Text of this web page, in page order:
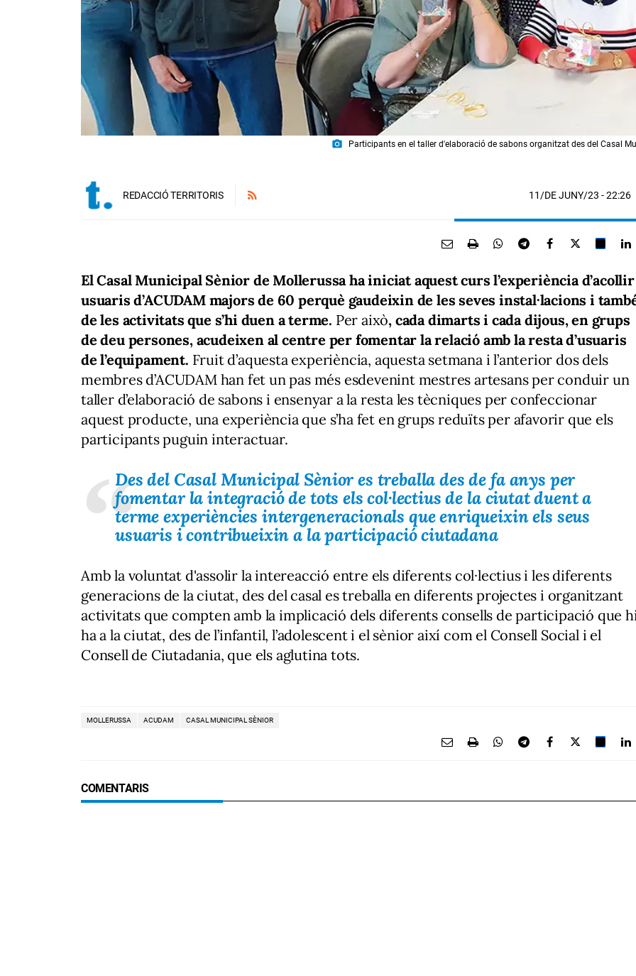
photo_camera Participants en el taller d'elaboració de sabons organitzat des del Casal
REDACCIÓ TERRITORIS 11/DE JUNY/23 - 22:26
El Casal Municipal Sènior de Mollerussa ha iniciat aquest curs l’experiència d’acollir
usuaris d’ACUDAM majors de 60 perquè gaudeixin de les seves instal·lacions i
de les activitats que s’hi duen a terme. Per això, cada dimarts i cada dijous, en grups
de deu persones, acudeixen al centre per fomentar la relació amb la resta d’usuaris
de l’equipament. Fruit d’aquesta experiència, aquesta setmana i l’anterior dos dels
membres d’ACUDAM han fet un pas més esdevenint mestres artesans per conduir un
taller d’elaboració de sabons i ensenyar a la resta les tècniques per confeccionar
aquest producte, una experiència que s’ha fet en grups reduïts per afavorir que els
participants puguin interactuar.
Des del Casal Municipal Sènior es treballa des de fa anys per
fomentar la integració de tots els col·lectius de la ciutat duent a
terme experiències intergeneracionals que enriqueixin els seus
usuaris i contribueixin a la participació ciutadana
Amb la voluntat d'assolir la intereacció entre els diferents col·lectius i les diferents
generacions de la ciutat, des del casal es treballa en diferents projectes i organitzant
activitats que compten amb la implicació dels diferents consells de participació que
ha a la ciutat, des de l’infantil, l’adolescent i el sènior així com el Consell Social i el
Consell de Ciutadania, que els aglutina tots.
MOLLERUSSA ACUDAM CASAL MUNICIPAL SÈNIOR
COMENTARIS